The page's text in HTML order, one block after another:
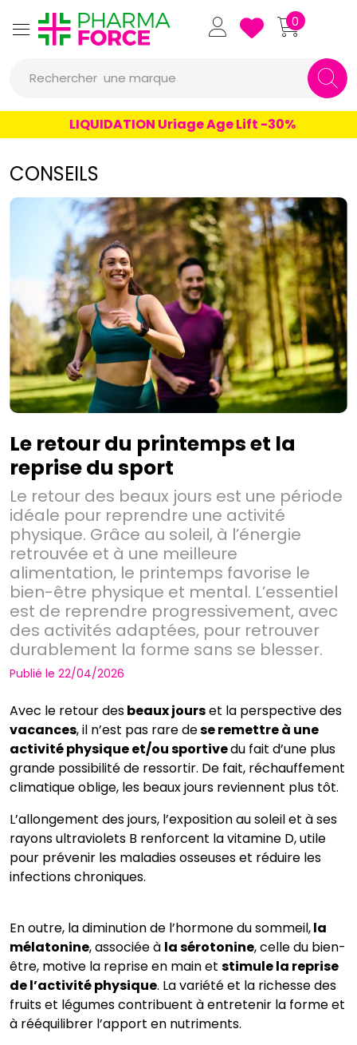
Pharmaforce Grande
0
Rechercher une marque
un conseil
un produit
LIQUIDATION Uriage Age Lift -30%
CONSEILS
Le retour du printemps et la
reprise du sport
Le retour des beaux jours est une période
idéale pour reprendre une activité
physique. Grâce au soleil, à l’énergie
retrouvée et à une meilleure
alimentation, le printemps favorise le
bien-être physique et mental. L’essentiel
est de reprendre progressivement, avec
des activités adaptées, pour retrouver
durablement la forme sans se blesser.
Publié le 22/04/2026
Avec le retour desbeaux jourset la perspective des
vacances, il n’est pas rare dese remettre à une
activité physique et/ou sportivedu fait d’une plus
grande possibilité de ressortir. De fait, réchauffement
climatique oblige, les beaux jours reviennent plus tôt.
L’allongement des jours, l’exposition au soleil et à ses
rayons ultraviolets B renforcent la vitamine D, utile
pour prévenir les maladies osseuses et réduire les
infections chroniques.
En outre, la diminution de l’hormone du sommeil,la
mélatonine, associée à la sérotonine, celle du bien-
être, motive la reprise en main et stimule la reprise
de l’activité physique. La variété et la richesse des
fruits et légumes contribuent à entretenir la forme et
à rééquilibrer l’apport en nutriments.